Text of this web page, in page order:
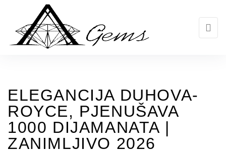
ELEGANCIJA DUHOVA-
ROYCE, PJENUŠAVA
1000 DIJAMANATA |
ZANIMLJIVO 2026